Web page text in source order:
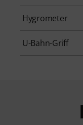
Hygrometer
U-Bahn-Griff